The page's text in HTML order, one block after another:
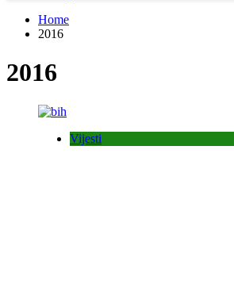
Home
2016
2016
Vijesti